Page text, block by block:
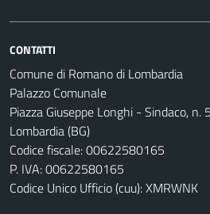
CONTATTI
Comune di Romano di Lombardia
Palazzo Comunale
Piazza Giuseppe Longhi - Sindaco,
Lombardia (BG)
Codice fiscale: 00622580165
P. IVA: 00622580165
Codice Unico Ufficio (cuu): XMRWNK